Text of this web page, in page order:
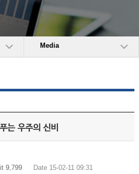
Media
는 우주의 신비
9,799 Date 15-02-11 09:31